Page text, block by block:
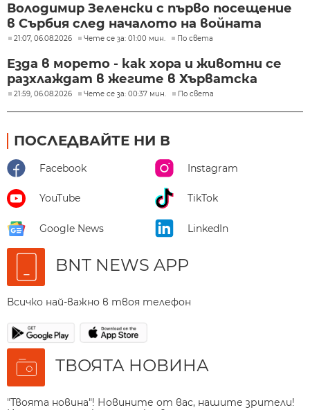
Володимир Зеленски с първо посещение
в Сърбия след началото на войната
21:07, 06.08.2026 Чете се за: 01:00 мин. По света
Езда в морето - как хора и животни се
разхлаждат в жегите в Хърватска
21:59, 06.08.2026 Чете се за: 00:37 мин. По света
ПОСЛЕДВАЙТЕ НИ В
Facebook Instagram
YouTube TikTok
Google News LinkedIn
BNT NEWS APP
Всичко най-важно в твоя телефон
ТВОЯТА НОВИНА
"Твоята новина"! Новините от вас, нашите зрители!